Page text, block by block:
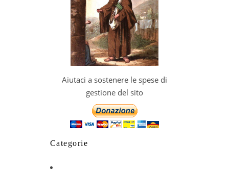
Aiutaci a sostenere le spese di
gestione del sito
Categorie